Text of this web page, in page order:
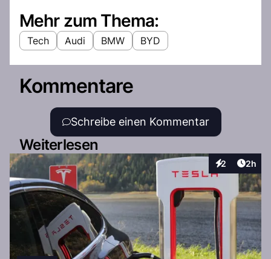
Mehr zum Thema:
Tech Audi BMW BYD
Kommentare
Schreibe einen Kommentar
Weiterlesen
2
Interaktionen
2h